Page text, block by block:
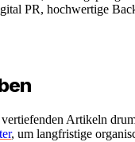
PR, hochwertige
Artikeln
, um langfristige